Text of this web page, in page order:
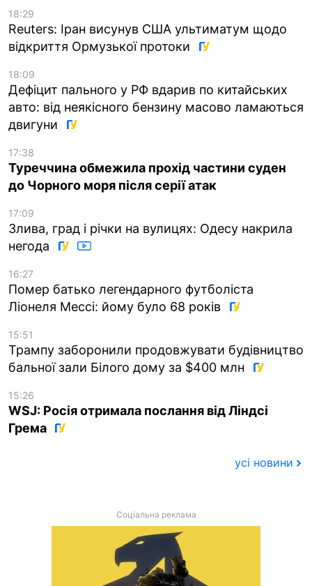
18:29
Reuters: Іран висунув США ультиматум щодо
відкриття Ормузької протоки
18:09
Дефіцит пального у РФ вдарив по китайських
авто: від неякісного бензину масово ламаються
двигуни
17:38
Туреччина обмежила прохід частини суден
до Чорного моря після серії атак
17:09
Злива, град і річки на вулицях: Одесу накрила
негода
16:27
Помер батько легендарного футболіста
Ліонеля Мессі: йому було 68 років
15:51
Трампу заборонили продовжувати будівництво
бальної зали Білого дому за $400 млн
15:26
WSJ: Росія отримала послання від Ліндсі
Грема
усі новини
Соціальна реклама